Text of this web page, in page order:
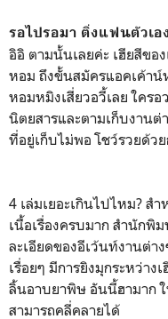
รอไปรอมา ติ่งแฟนตัวเอ
อิอิ ตามนั้นเลยค่ะ เฮียสีขอ
หอม ถึงขั้นสมัครแอคเค้า
หอมหมิงเสี่ยวอวี้เลย ใคร
นิตยสารและตามเก็บงาน
ที่อยู่เก็บไม่พอ โชว์รวยด้ว
4 เล่มเยอะเกินไปไหม? สำ
เนื้อเรื่องครบมาก สำนักพิ
ละเอียดของอีเว้นท์งานต่า
เรื่อยๆ มีการยิงมุกระหว่า
ลิ้นอาบยาพิษ อันนี้ฮามาก
สามารถคลี่คลายได้